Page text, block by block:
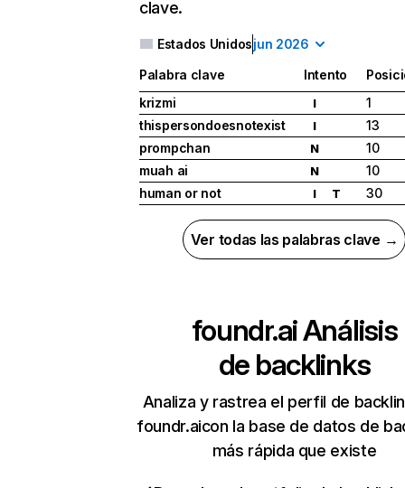
clave.
Estados Unidosjun 2026
Palabra clave Intento
krizmi
I
1
thispersondoesnotexist
I
13
prompchan
N
10
muah ai
N
10
human or not
I T 30
Ver todas las palabras clave →
foundr.aiAnálisis
de backlinks
Analiza y rastrea el perfil de
foundr.aicon la base de datos de
más rápida que existe